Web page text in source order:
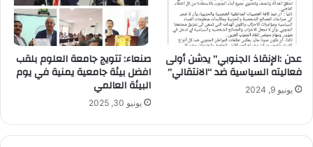
عدن :الإنقاذ الجنوبي” يدشن أولى
فعاليته السياسية ضد “الانتقالي”
يونيو 9, 2024
صنعاء: تتويج جامعة العلوم بلقب
افضل بيئة جامعية يمنية في يوم
البيئة العالمي
يونيو 30, 2025